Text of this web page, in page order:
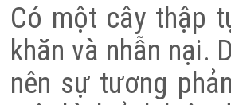
Có một cây thập
khăn và nhẫn nại.
nên sự tương